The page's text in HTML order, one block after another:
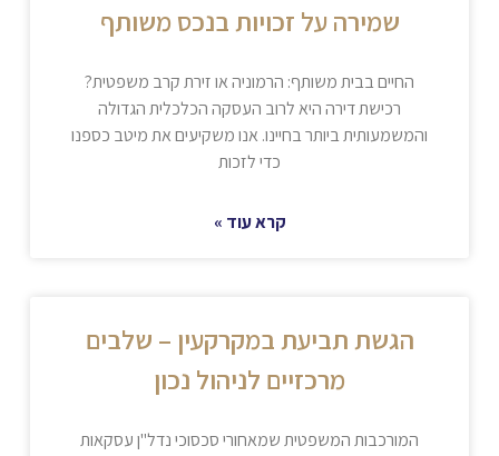
שמירה על זכויות בנכס משותף
החיים בבית משותף: הרמוניה או זירת קרב משפטית?
רכישת דירה היא לרוב העסקה הכלכלית הגדולה
והמשמעותית ביותר בחיינו. אנו משקיעים את מיטב כספנו
כדי לזכות
קרא עוד »
הגשת תביעת במקרקעין – שלבים
מרכזיים לניהול נכון
המורכבות המשפטית שמאחורי סכסוכי נדל"ן עסקאות